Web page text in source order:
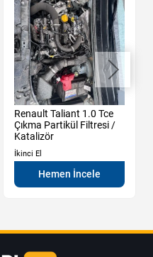
Renault Taliant 1.0 Tce
Çıkma Partikül Filtresi /
Katalizör
İkinci El
Hemen İncele